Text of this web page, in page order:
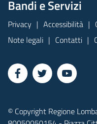
Bandi e Servizi
Privacy Accessibilità
Note legali
Contatti
© Copyright Regione